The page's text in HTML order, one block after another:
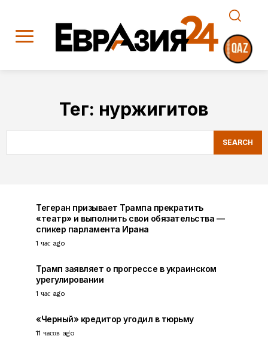
Тег: нуржигитов
SEARCH
Тегеран призывает Трампа прекратить
«театр» и выполнить свои обязательства —
спикер парламента Ирана
1 час ago
Трамп заявляет о прогрессе в украинском
урегулировании
1 час ago
«Черный» кредитор угодил в тюрьму
11 часов ago